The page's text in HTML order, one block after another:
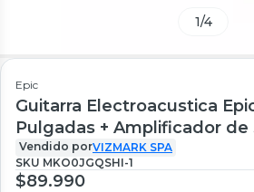
1/4
Epic
Guitarra Electroacustica
Pulgadas + Amplificador de
Vendido porVIZMARK SPA
SKU MKO0JGQSHI-1
$89.990